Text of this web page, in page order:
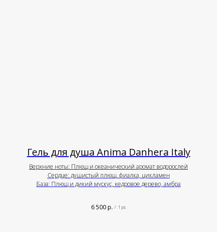
Гель для душа Anima Danhera Italy
Верхние ноты: Плющ и океанический аромат водорослей
Сердце: душистый плющ, фиалка, цикламен
База: Плющ и дикий мускус, кедровое дерево, амбра
6 500р. / 1 pc